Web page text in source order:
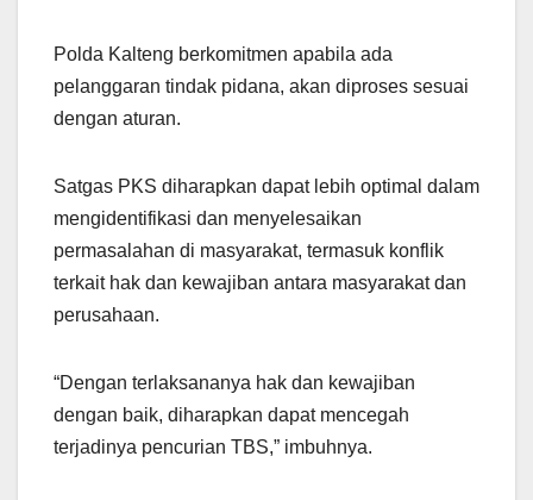
Polda Kalteng berkomitmen apabila ada
pelanggaran tindak pidana, akan diproses sesuai
dengan aturan.
Satgas PKS diharapkan dapat lebih optimal dalam
mengidentifikasi dan menyelesaikan
permasalahan di masyarakat, termasuk konflik
terkait hak dan kewajiban antara masyarakat dan
perusahaan.
“Dengan terlaksananya hak dan kewajiban
dengan baik, diharapkan dapat mencegah
terjadinya pencurian TBS,” imbuhnya.